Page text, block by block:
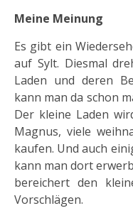
Meine Meinung
Es gibt ein
auf Sylt. Diesmal
Laden und deren
kann man da schon
Der kleine Laden
Magnus, viele
kaufen. Und auch
kann man dort
bereichert den
Vorschlägen.